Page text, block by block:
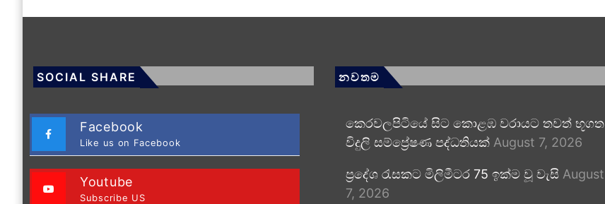
SOCIAL SHARE
Facebook
Like us on Facebook
Youtube
Subscribe US
නවතම
කෙරවලපිටියේ සිට කොළඹ වරායට තවත් භූගත
විදුලි සම්ප්‍රේෂණ පද්ධතියක් August 7, 2026
ප්‍රදේශ රැසකට මිලිමීටර 75 ඉක්ම වූ වැසි August
7, 2026